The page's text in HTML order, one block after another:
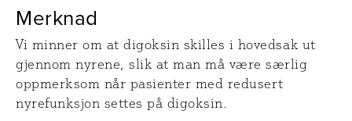
Merknad
Vi minner om at digoksin skilles i hovedsak ut
gjennom nyrene, slik at man må være særlig
oppmerksom når pasienter med redusert
nyrefunksjon settes på digoksin.